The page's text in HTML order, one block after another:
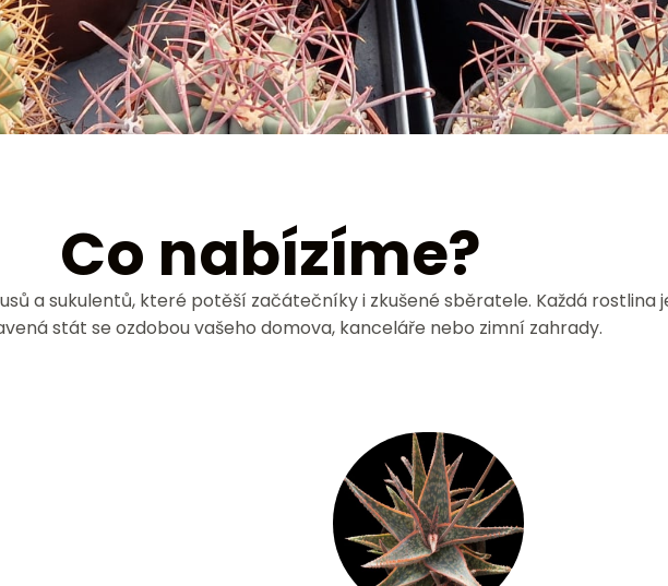
Co nabízíme?
a sukulentů, které potěší začátečníky i zkušené sběratele. Každá rostlina
stát se ozdobou vašeho domova, kanceláře nebo zimní zahrady.